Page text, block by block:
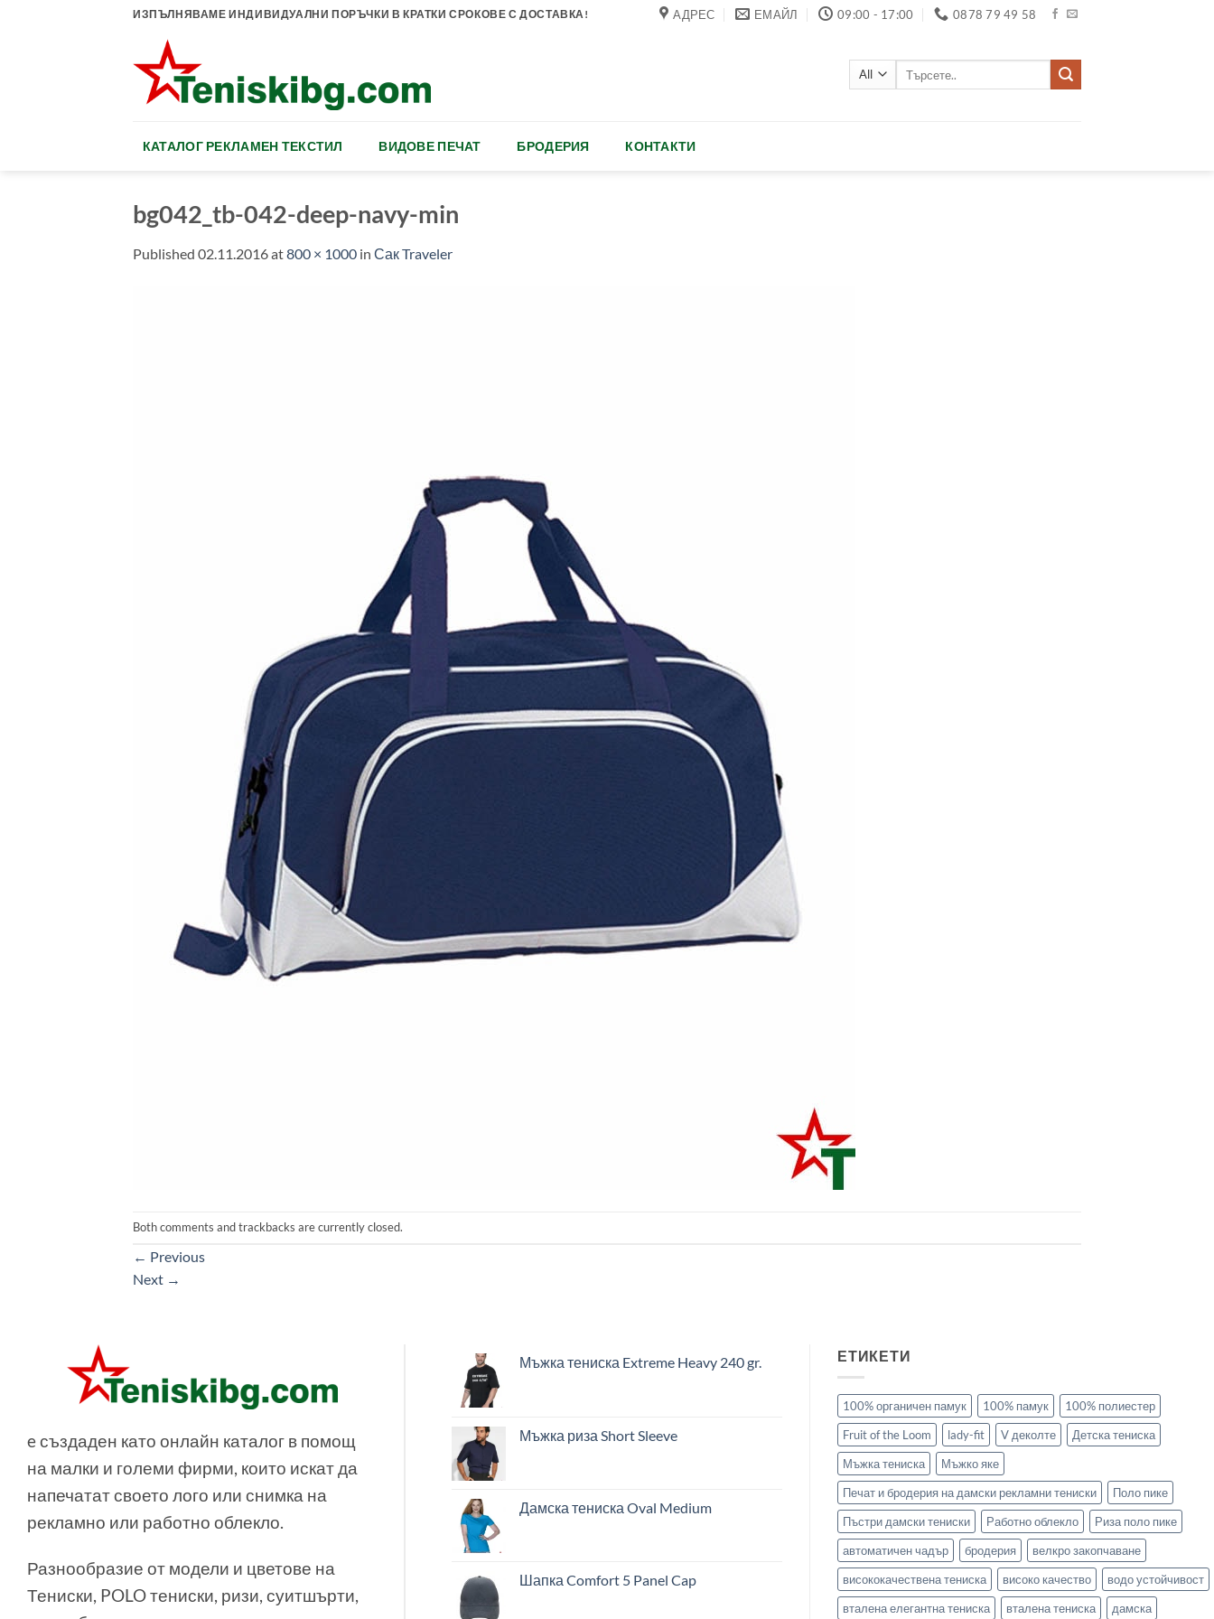
ИЗПЪЛНЯВАМЕ ИНДИВИДУАЛНИ ПОРЪЧКИ В КРАТКИ СРОКОВЕ С ДОСТАВКА! АДРЕС ЕМАЙЛ 09:00 - 17:00 0878 79 49 58
КАТАЛОГ РЕКЛАМЕН ТЕКСТИЛ ВИДОВЕ ПЕЧАТ БРОДЕРИЯ КОНТАКТИ
bg042_tb-042-deep-navy-min
Published 02.11.2016at800 × 1000 in Сак Traveler
Both comments and trackbacks are currently closed.
← Previous
Next →
e създаден като онлайн каталог в помощ
на малки и големи фирми, които искат да
напечатат своето лого или снимка на
рекламно или работно облекло.
Разнообразие от модели и цветове на
Тениски, POLO тениски, ризи, суитшърти,
Мъжка тениска Extreme Heavy 240 gr.
Мъжка риза Short Sleeve
Дамска тениска Oval Medium
Шапка Comfort 5 Panel Cap
ЕТИКЕТИ
100% органичен памук 100% памук
100% полиестер
Fruit of the Loom
lady-fit V деколте
Детска тениска
Мъжка тениска
Мъжко яке
Печат и бродерия на дамски рекламни тениски
Поло пике
Пъстри дамски тениски
Работно облекло
Риза поло пике
автоматичен чадър
бродерия
велкро закопчаване
висококачествена тениска
високо качество
водо устойчивост
вталена елегантна тениска
вталена тениска дамска